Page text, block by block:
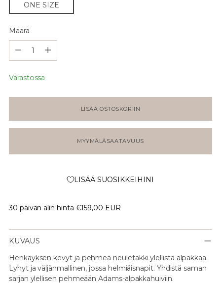
ONE SIZE
Määrä
Varastossa
LISÄÄ OSTOSKORIIN
MYYMÄLÄSAATAVUUS
LISÄÄ SUOSIKKEIHINI
30 päivän alin hinta €159,00 EUR
KUVAUS
Henkäyksen kevyt ja pehmeä neuletakki ylellistä alpakkaa.
Lyhyt ja väljänmallinen, jossa helmiäisnapit. Yhdistä saman
sarjan ylellisen pehmeään Adams-alpakkahuiviin.